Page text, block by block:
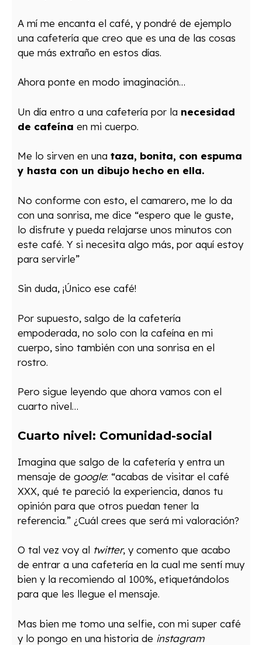
A mí me encanta el café, y pondré de ejemplo
una cafetería que creo que es una de las cosas
que más extraño en estos días.
Ahora ponte en modo imaginación…
Un día entro a una cafetería por la necesidad
de cafeína en mi cuerpo.
Me lo sirven en una taza, bonita, con espuma
y hasta con un dibujo hecho en ella.
No conforme con esto, el camarero, me lo da
con una sonrisa, me dice “espero que le guste,
lo disfrute y pueda relajarse unos minutos con
este café. Y si necesita algo más, por aquí estoy
para servirle”
Sin duda, ¡Único ese café!
Por supuesto, salgo de la cafetería
empoderada, no solo con la cafeína en mi
cuerpo, sino también con una sonrisa en el
rostro.
Pero sigue leyendo que ahora vamos con el
cuarto nivel…
Cuarto nivel: Comunidad-social
Imagina que salgo de la cafetería y entra un
mensaje de google: “acabas de visitar el café
XXX, qué te pareció la experiencia, danos tu
opinión para que otros puedan tener la
referencia.” ¿Cuál crees que será mi valoración?
O tal vez voy al twitter, y comento que acabo
de entrar a una cafetería en la cual me sentí muy
bien y la recomiendo al 100%, etiquetándolos
para que les llegue el mensaje.
Mas bien me tomo una selfie, con mi super café
y lo pongo en una historia de instagram